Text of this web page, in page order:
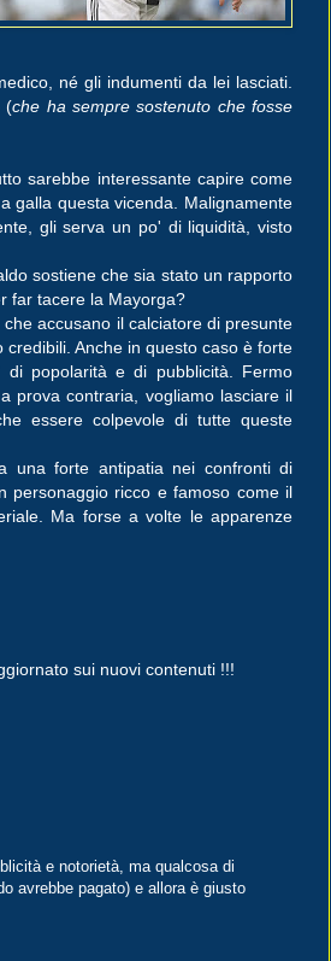
né gli indumenti da lei lasciati.
(che ha sempre sostenuto che fosse
sarebbe interessante capire come
galla questa vicenda. Malignamente
gli serva un po' di liquidità, visto
sostiene che sia stato un rapporto
far tacere la Mayorga?
accusano il calciatore di presunte
Anche in questo caso è forte
popolarità e di pubblicità. Fermo
prova contraria, vogliamo lasciare il
essere colpevole di tutte queste
una forte antipatia nei confronti di
personaggio ricco e famoso come il
Ma forse a volte le apparenze
sui nuovi contenuti !!!
e notorietà, ma qualcosa di
avrebbe pagato) e allora è giusto